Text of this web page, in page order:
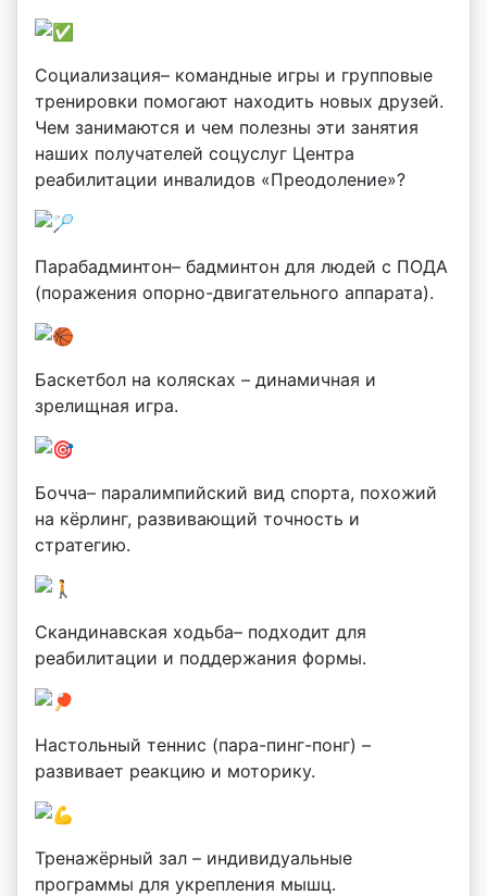
Социализация– командные игры и групповые
тренировки помогают находить новых друзей.
Чем занимаются и чем полезны эти занятия
наших получателей соцуслуг Центра
реабилитации инвалидов «Преодоление»?
Парабадминтон– бадминтон для людей с ПОДА
(поражения опорно-двигательного аппарата).
Баскетбол на колясках – динамичная и
зрелищная игра.
Бочча– паралимпийский вид спорта, похожий
на кёрлинг, развивающий точность и
стратегию.
Скандинавская ходьба– подходит для
реабилитации и поддержания формы.
Настольный теннис (пара-пинг-понг) –
развивает реакцию и моторику.
Тренажёрный зал – индивидуальные
программы для укрепления мышц.